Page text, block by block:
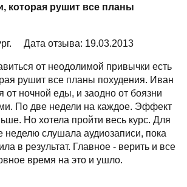
которая рушит все планы
Дата отзыва: 19.03.2013
от неодолимой привычки есть
рушит все планы похудения. Иван
от ночной еды, и заодно от боязни
По две недели на каждое. Эффект
Но хотела пройти весь курс. Для
неделю слушала аудиозаписи, пока
в результат. Главное - верить и все
время на это и ушло.